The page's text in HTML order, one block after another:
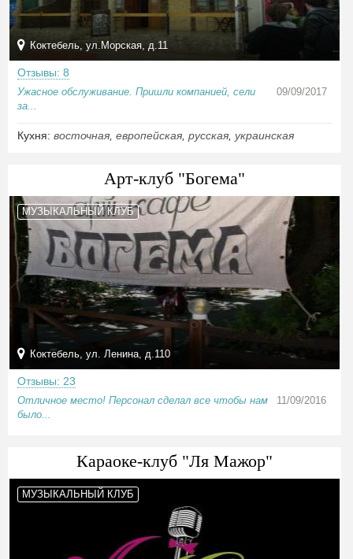
Коктебель, ул.Морская, д.11
Отзывы: 8
Ужасное обслуживание. Пришли компанией, сели
за...
09/09/2017
Кухня: восточная европейская русская украинская
Арт-клуб "Богема"
МУЗЫКАЛЬНЫЙ КЛУБ
Коктебель, ул. Ленина, д.110
Отзывы: 23
Отличное место! Персонал сделал все чтобы нам
было...
11/09/2016
Караоке-клуб "Ля Мажор"
МУЗЫКАЛЬНЫЙ КЛУБ